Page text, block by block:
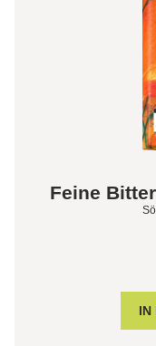
Feine